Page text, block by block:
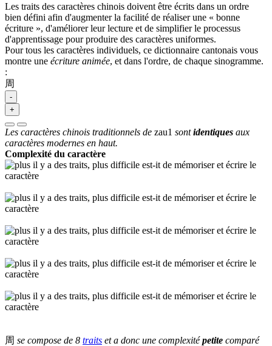
Les traits des caractères chinois doivent être écrits dans un ordre
bien défini afin d'augmenter la facilité de réaliser une « bonne
écriture », d'améliorer leur lecture et de simplifier le processus
d'apprentissage pour produire des caractères uniformes.
Pour tous les caractères individuels, ce dictionnaire cantonais vous
montre une écriture animée, et dans l'ordre, de chaque sinogramme.
:
周
-
+
Les caractères chinois traditionnels de zau1 sontidentiques aux
caractères modernes en haut.
Complexité du caractère
周 se compose de 8 traits et a donc une complexitépetite comparé